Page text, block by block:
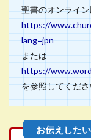
聖書のオンライ
https://
lang=jpn
または
https://
を参照してくだ